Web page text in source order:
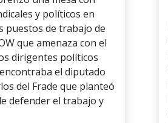
y políticos en
puestos de trabajo de
que amenaza con el
dirigentes políticos
el diputado
del Frade que planteó
defender el trabajo y